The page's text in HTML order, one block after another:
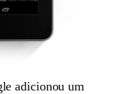
adicionou um